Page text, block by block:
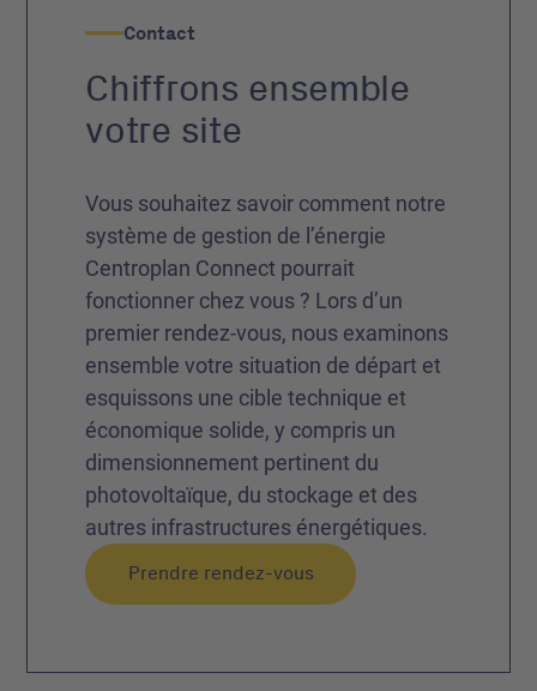
Contact
Chiffrons ensemble
votre site
Vous souhaitez savoir comment notre
système de gestion de l’énergie
Centroplan Connect pourrait
fonctionner chez vous ? Lors d’un
premier rendez-vous, nous examinons
ensemble votre situation de départ et
esquissons une cible technique et
économique solide, y compris un
dimensionnement pertinent du
photovoltaïque, du stockage et des
autres infrastructures énergétiques.
Prendre rendez-vous